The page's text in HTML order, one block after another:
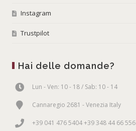
Instagram
Trustpilot
Hai delle domande?
Lun - Ven: 10 - 18 / Sab: 10 - 14
Cannaregio 2681 - Venezia Italy
+39 041 476 5404 +39 348 44 66 556